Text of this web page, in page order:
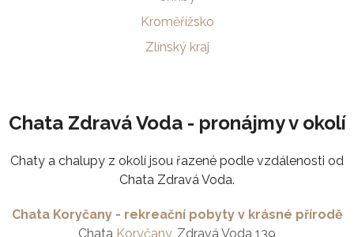
Kroměřížsko
Zlínský kraj
Chata Zdravá Voda - pronájmy v okolí
Chaty a chalupy z okolí jsou řazené podle vzdálenosti od
Chata Zdravá Voda.
Chata Koryčany - rekreační pobyty v krásné přírodě
Chata Koryčany, Zdravá Voda 139